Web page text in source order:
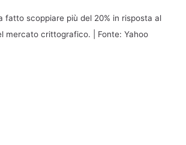
fatto scoppiare più del 20% in risposta al
mercato crittografico. | Fonte: Yahoo